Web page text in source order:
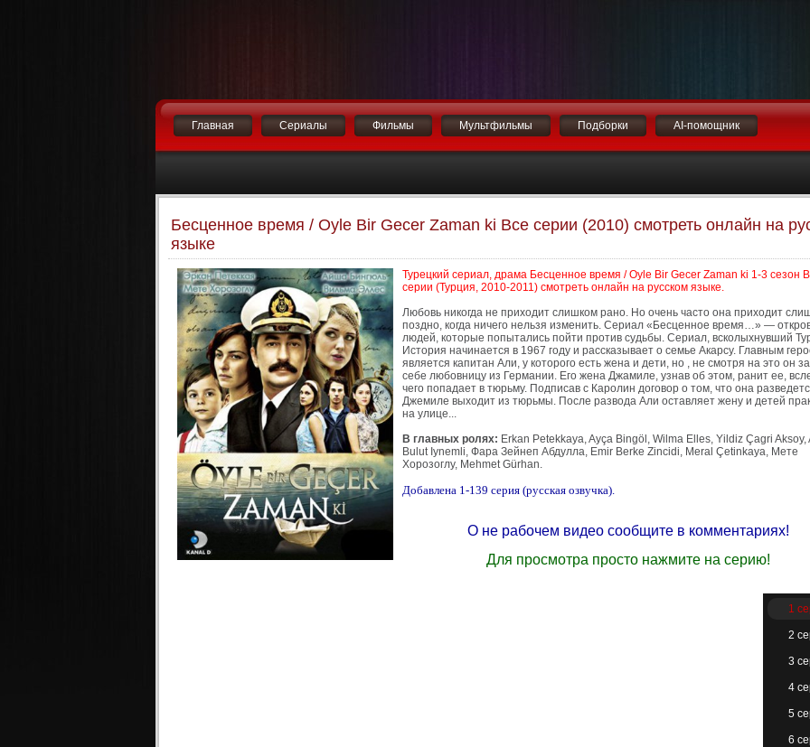
Главная Сериалы Фильмы Мультфильмы Подборки AI-помощник
Бесценное время / Oyle Bir Gecer Zaman ki Все серии (2010) смотреть онлайн на
языке
Турецкий сериал, драма Бесценное время / Oyle Bir Gecer Zaman ki 1-3 сезон
серии (Турция, 2010-2011) смотреть онлайн на русском языке.
Любовь никогда не приходит слишком рано. Но очень часто она приходит
поздно, когда ничего нельзя изменить. Сериал «Бесценное время…» —
людей, которые попытались пойти против судьбы. Сериал, всколыхнувший
История начинается в 1967 году и рассказывает о семье Акарсу. Главным
является капитан Али, у которого есть жена и дети, но , не смотря на это он
себе любовницу из Германии. Его жена Джамиле, узнав об этом, ранит ее,
чего попадает в тюрьму. Подписав с Каролин договор о том, что она
Джемиле выходит из тюрьмы. После развода Али оставляет жену и детей
на улице...
В главных ролях: Erkan Petekkaya, Ayça Bingöl, Wilma Elles, Yildiz Çagri Aksoy,
Bulut Iynemli, Фара Зейнеп Абдулла, Emir Berke Zincidi, Meral Çetinkaya, Мете
Хорозоглу, Mehmet Gürhan.
Добавлена 1-139 серия (русская озвучка).
О не рабочем видео сообщите в комментариях!
Для просмотра просто нажмите на серию!
1
2
3
4
5
6